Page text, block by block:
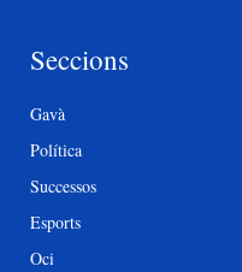
Seccions
Gavà
Política
Successos
Esports
Oci